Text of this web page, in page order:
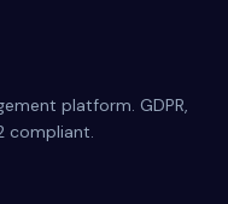
platform. GDPR,
compliant.